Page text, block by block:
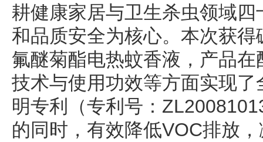
耕健康家居与卫生杀虫领域
和品质安全为核心。本次获
氟醚菊酯电热蚊香液，产品
技术与使用功效等方面实现
明专利（专利号：
的同时，有效降低VOC排放